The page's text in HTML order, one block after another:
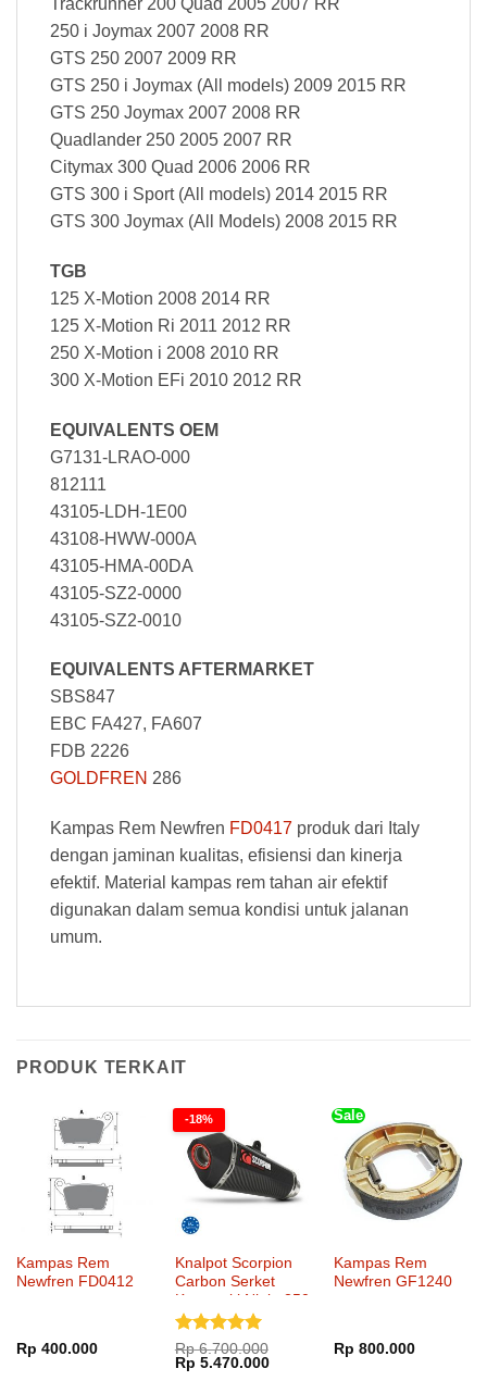
Trackrunner 200 Quad 2005 2007 RR
250 i Joymax 2007 2008 RR
GTS 250 2007 2009 RR
GTS 250 i Joymax (All models) 2009 2015 RR
GTS 250 Joymax 2007 2008 RR
Quadlander 250 2005 2007 RR
Citymax 300 Quad 2006 2006 RR
GTS 300 i Sport (All models) 2014 2015 RR
GTS 300 Joymax (All Models) 2008 2015 RR
TGB
125 X-Motion 2008 2014 RR
125 X-Motion Ri 2011 2012 RR
250 X-Motion i 2008 2010 RR
300 X-Motion EFi 2010 2012 RR
EQUIVALENTS OEM
G7131-LRAO-000
812111
43105-LDH-1E00
43108-HWW-000A
43105-HMA-00DA
43105-SZ2-0000
43105-SZ2-0010
EQUIVALENTS AFTERMARKET
SBS847
EBC FA427, FA607
FDB 2226
GOLDFREN 286
Kampas Rem Newfren FD0417 produk dari Italy
dengan jaminan kualitas, efisiensi dan kinerja
efektif. Material kampas rem tahan air efektif
digunakan dalam semua kondisi untuk jalanan
umum.
PRODUK TERKAIT
Kampas Rem
Newfren FD0412
Rp 400.000
-18%
Knalpot Scorpion
Carbon Serket
Kawasaki Ninja 250
SlipOn
Dinilai5
dari 5
Rp6.700.000
Harga
aslinya
Rp 5.470.000Harga
Sale
Kampas Rem
Newfren GF1240
Rp 800.000